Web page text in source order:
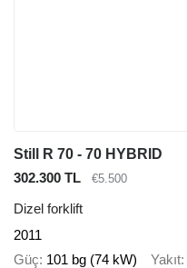
Still R 70 - 70 HYBRID
302.300 TL
€5.500
Dizel forklift
2011
Güç 101 bg (74 kW) Yakıt